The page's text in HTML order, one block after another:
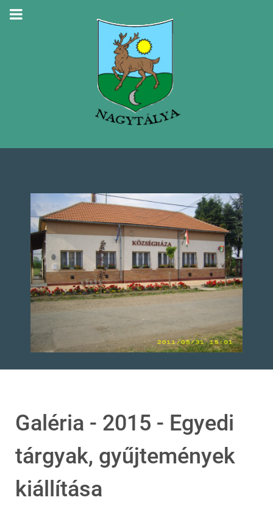
Galéria - 2015 - Egyedi
tárgyak, gyűjtemények
kiállítása